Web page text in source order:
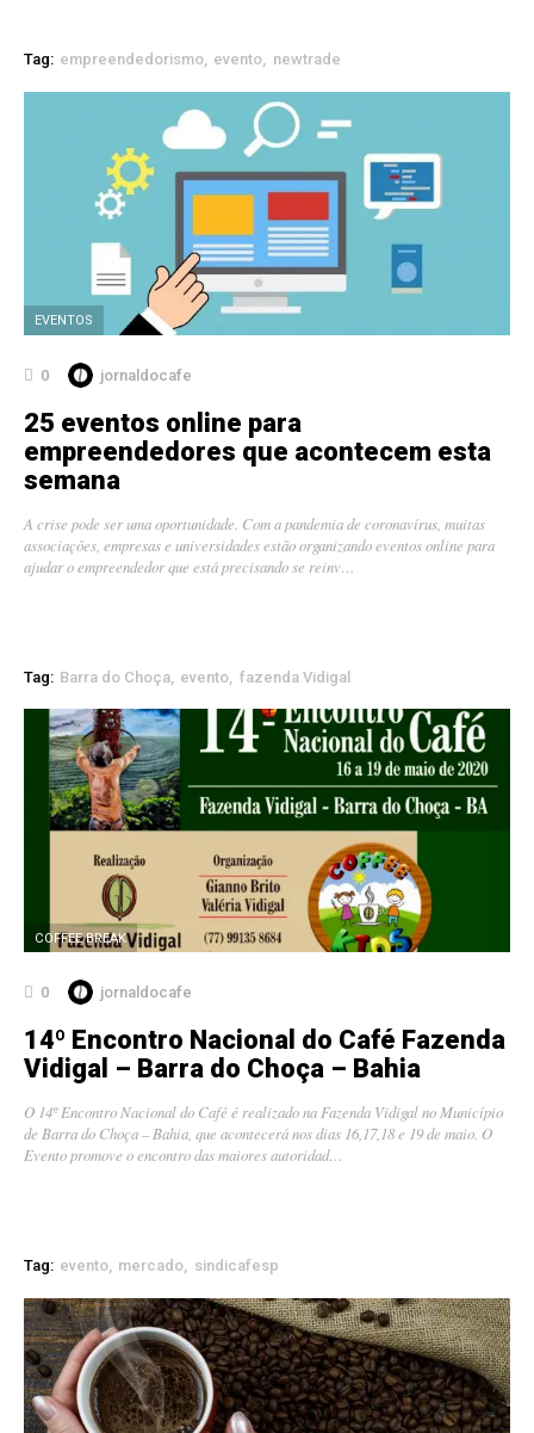
Tag: empreendedorismo evento newtrade
EVENTOS
0 jornaldocafe
25 eventos online para
empreendedores que acontecem esta
semana
A crise pode ser uma oportunidade. Com a pandemia de coronavírus, muitas
associações, empresas e universidades estão organizando eventos online para
ajudar o empreendedor que está precisando se reinv…
Tag: Barra do Choça evento fazenda Vidigal
COFFEE BREAK
0 jornaldocafe
14º Encontro Nacional do Café Fazenda
Vidigal – Barra do Choça – Bahia
O 14º Encontro Nacional do Café é realizado na Fazenda Vidigal no Município
de Barra do Choça – Bahia, que acontecerá nos dias 16,17,18 e 19 de maio. O
Evento promove o encontro das maiores autoridad…
Tag: evento mercado sindicafesp